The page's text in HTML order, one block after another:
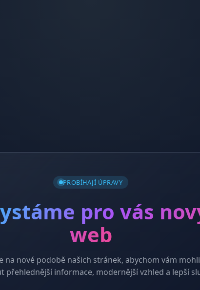
PROBÍHAJÍ ÚPRAVY
pro vás
web
na nové podobě našich stránek, abychom vám
přehlednější informace, modernější vzhled a lepší